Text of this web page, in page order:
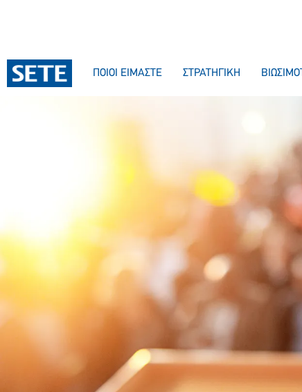
ΠΟΙΟΙ ΕΙΜΑΣΤΕ ΣΤΡΑΤΗΓΙΚΗ